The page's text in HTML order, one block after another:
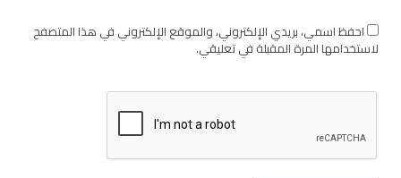
احفظ اسمي، بريدي الإلكتروني، والموقع الإلكتروني في هذا المتصفح
لاستخدامها المرة المقبلة في تعليقي.